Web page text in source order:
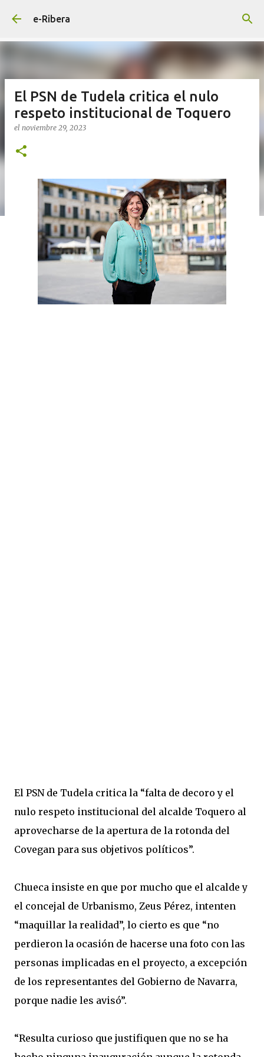
e-Ribera
El PSN de Tudela critica el nulo
respeto institucional de Toquero
el noviembre 29, 2023
El PSN de Tudela critica la “falta de decoro y el
nulo respeto institucional del alcalde Toquero al
aprovecharse de la apertura de la rotonda del
Covegan para sus objetivos políticos”.
Chueca insiste en que por mucho que el alcalde y
el concejal de Urbanismo, Zeus Pérez, intenten
“maquillar la realidad”, lo cierto es que “no
perdieron la ocasión de hacerse una foto con las
personas implicadas en el proyecto, a excepción
de los representantes del Gobierno de Navarra,
porque nadie les avisó”.
“Resulta curioso que justifiquen que no se ha